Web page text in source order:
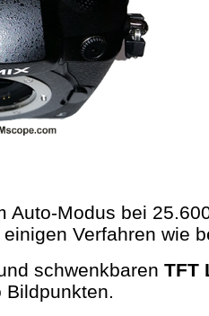
Auto-Modus bei
Verfahren wie
schwenkbaren TFT
Bildpunkten.